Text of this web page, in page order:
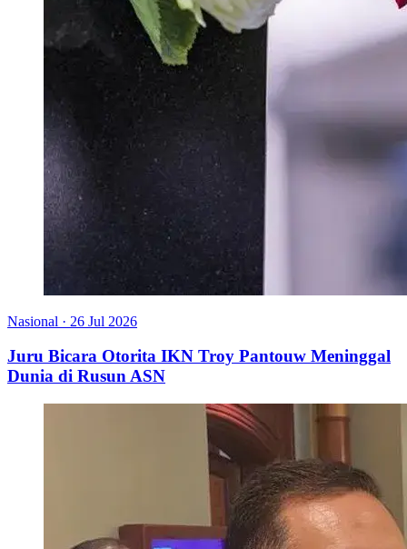
Nasional · 26 Jul 2026
Juru Bicara Otorita IKN Troy Pantouw Meninggal
Dunia di Rusun ASN